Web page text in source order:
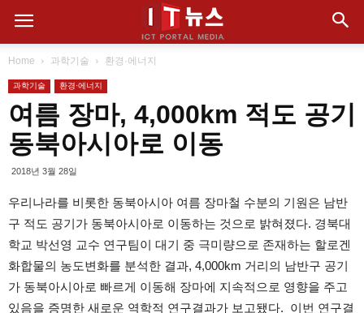
Home 과학기술 환경·에너지
과학기술 환경·에너지
여름 장마, 4,000km 적도 공기
동북아시아로 이동
2018년 3월 28일
우리나라를 비롯한 동북아시아 여름 장마철 수분의 기원은 남반
구 적도 공기가 동북아시아로 이동하는 것으로 밝혀졌다. 경북대
학교 박선영 교수 연구팀이 대기 중 극미량으로 존재하는 할로겐
화합물의 농도변화를 분석한 결과, 4,000km 거리의 남반구 공기
가 동북아시아로 빠르게 이동해 장마에 지속적으로 영향을 주고
있음을 증명한 새로운 역학적 연구결과가 보고됐다. 이번 연구결